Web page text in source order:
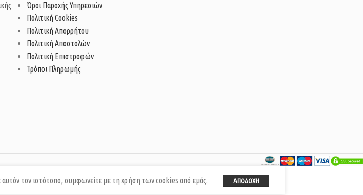
Όροι Παροχής Υπηρεσιών
Πολιτική Cookies
Πολιτική Απορρήτου
Πολιτική Αποστολών
Πολιτική Επιστροφών
Τρόποι Πληρωμής
τον ιστότοπο, συμφωνείτε με τη χρήση των cookies από εμάς. ΑΠΟΔΟΧΉ